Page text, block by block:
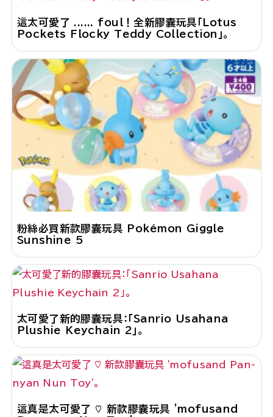
這太可愛了 ...... foul！全新膠囊玩具「Lotus
Pockets Flocky Teddy Collection」。
粉絲必買新款膠囊玩具 Pokémon Giggle
Sunshine 5
太可愛了新的膠囊玩具：「Sanrio Usahana
Plushie Keychain 2」。
這真是太可愛了 ♡ 新款膠囊玩具 'mofusand